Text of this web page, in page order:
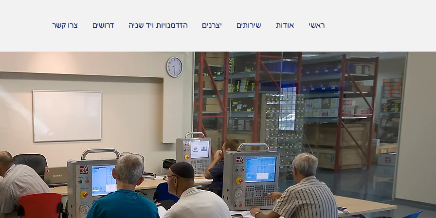
ראשי אודות שירותים יצרנים הזדמנויות ויד שניה דרושים צרו קשר